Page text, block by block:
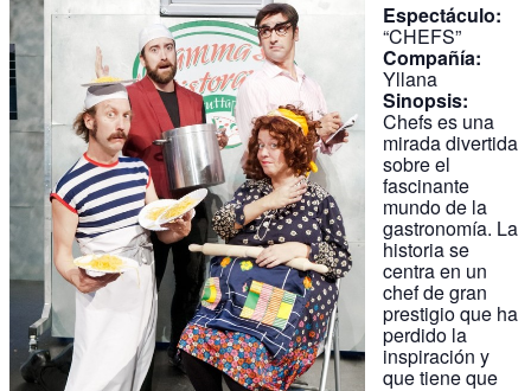
Espectáculo:
“CHEFS”
Compañía:
Yllana
Sinopsis:
Chefs es una
mirada divertida
sobre el
fascinante
mundo de la
gastronomía. La
historia se
centra en un
chef de gran
prestigio que ha
perdido la
inspiración y
que tiene que